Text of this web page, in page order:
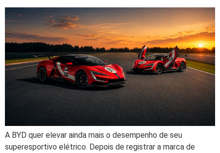
A BYD quer elevar ainda mais o desempenho de seu
superesportivo elétrico. Depois de registrar a marca de